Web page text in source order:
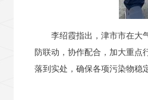
李绍霞指出，津市市在大
防联动，协作配合，加大重点
落到实处，确保各项污染物稳